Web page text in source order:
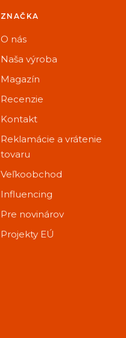
ZNAČKA
O nás
Naša výroba
Magazín
Recenzie
Kontakt
Reklamácie a vrátenie
tovaru
Veľkoobchod
Influencing
Pre novinárov
Projekty EÚ